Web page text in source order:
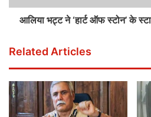
आलिया भट्ट ने ‘हार्ट ऑफ स्टोन’ के
Related Articles